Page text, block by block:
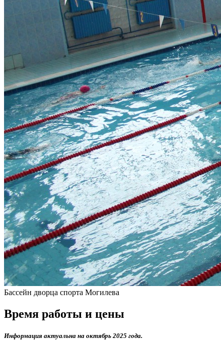
Бассейн дворца спорта Могилева
Время работы и цены
Информация актуальна на октябрь 2025 года.